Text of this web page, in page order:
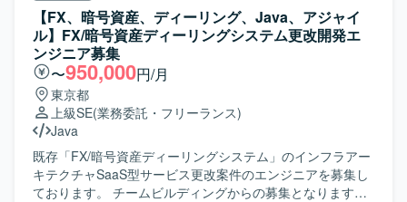
【FX、暗号資産、ディーリング、Java、アジャイ
ル】FX/暗号資産ディーリングシステム更改開発エ
ンジニア募集
〜950,000円/月
東京都
上級SE(業務委託・フリーランス)
Java
既存「FX/暗号資産ディーリングシステム」のインフラアー
キテクチャSaaS型サービス更改案件のエンジニアを募集し
ております。 チームビルディングからの募集となりますの